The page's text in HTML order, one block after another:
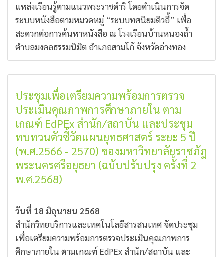
แหล่งเรียนรู้ตามแนวพระราชดำริ โดยดำเนินการจัด
ระบบหนังสือตามหมวดหมู่ “ระบบทศนิยมดิวอี้” เพื่อ
สะดวกต่อการค้นหาหนังสือ ณ โรงเรียนบ้านหนองถ้ำ
ตำบลมงคลธรรมนิมิต อำเภอสามโก้ จังหวัดอ่างทอง
ประชุมเพื่อเตรียมความพร้อมการตรวจ
ประเมินคุณภาพการศึกษาภายใน ตาม
เกณฑ์ EdPEx สำนัก/สถาบัน และประชุม
ทบทวนตัวชี้วัดแผนยุทธศาสตร์ ระยะ 5 ปี
(พ.ศ.2566 - 2570) ของมหาวิทยาลัยราชภัฎ
พระนครศรีอยุธยา (ฉบับปรับปรุง ครั้งที่ 2
พ.ศ.2568)
วันที่ 18 มิถุนายน 2568
สำนักวิทยบริการและเทคโนโลยีสารสนเทศ จัดประชุม
เพื่อเตรียมความพร้อมการตรวจประเมินคุณภาพการ
ศึกษาภายใน ตามเกณฑ์ EdPEx สำนัก/สถาบัน และ